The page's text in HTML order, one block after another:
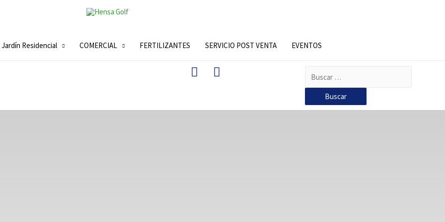
Jardín Residencial COMERCIAL FERTILIZANTES SERVICIO POST VENTA EVENTOS